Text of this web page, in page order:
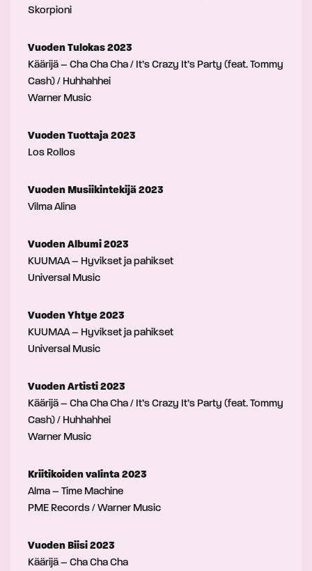
Skorpioni
Vuoden Tulokas 2023
Käärijä – Cha Cha Cha / It’s Crazy It’s Party (feat. Tommy
Cash) / Huhhahhei
Warner Music
Vuoden Tuottaja 2023
Los Rollos
Vuoden Musiikintekijä 2023
Vilma Alina
Vuoden Albumi 2023
KUUMAA – Hyvikset ja pahikset
Universal Music
Vuoden Yhtye 2023
KUUMAA – Hyvikset ja pahikset
Universal Music
Vuoden Artisti 2023
Käärijä – Cha Cha Cha / It’s Crazy It’s Party (feat. Tommy
Cash) / Huhhahhei
Warner Music
Kriitikoiden valinta 2023
Alma – Time Machine
PME Records / Warner Music
Vuoden Biisi 2023
Käärijä – Cha Cha Cha